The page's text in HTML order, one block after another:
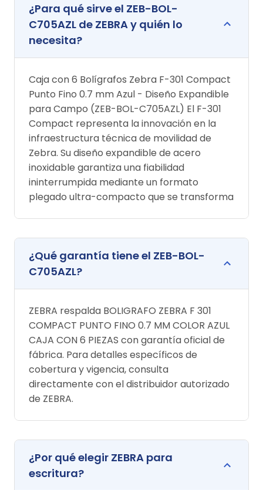
¿Para qué sirve el ZEB-BOL-
C705AZL de ZEBRA y quién lo
necesita?
Caja con 6 Bolígrafos Zebra F-301 Compact
Punto Fino 0.7 mm Azul - Diseño Expandible
para Campo (ZEB-BOL-C705AZL) El F-301
Compact representa la innovación en la
infraestructura técnica de movilidad de
Zebra. Su diseño expandible de acero
inoxidable garantiza una fiabilidad
ininterrumpida mediante un formato
plegado ultra-compacto que se transforma
¿Qué garantía tiene el ZEB-BOL-
C705AZL?
ZEBRA respalda BOLIGRAFO ZEBRA F 301
COMPACT PUNTO FINO 0.7 MM COLOR AZUL
CAJA CON 6 PIEZAS con garantía oficial de
fábrica. Para detalles específicos de
cobertura y vigencia, consulta
directamente con el distribuidor autorizado
de ZEBRA.
¿Por qué elegir ZEBRA para
escritura?